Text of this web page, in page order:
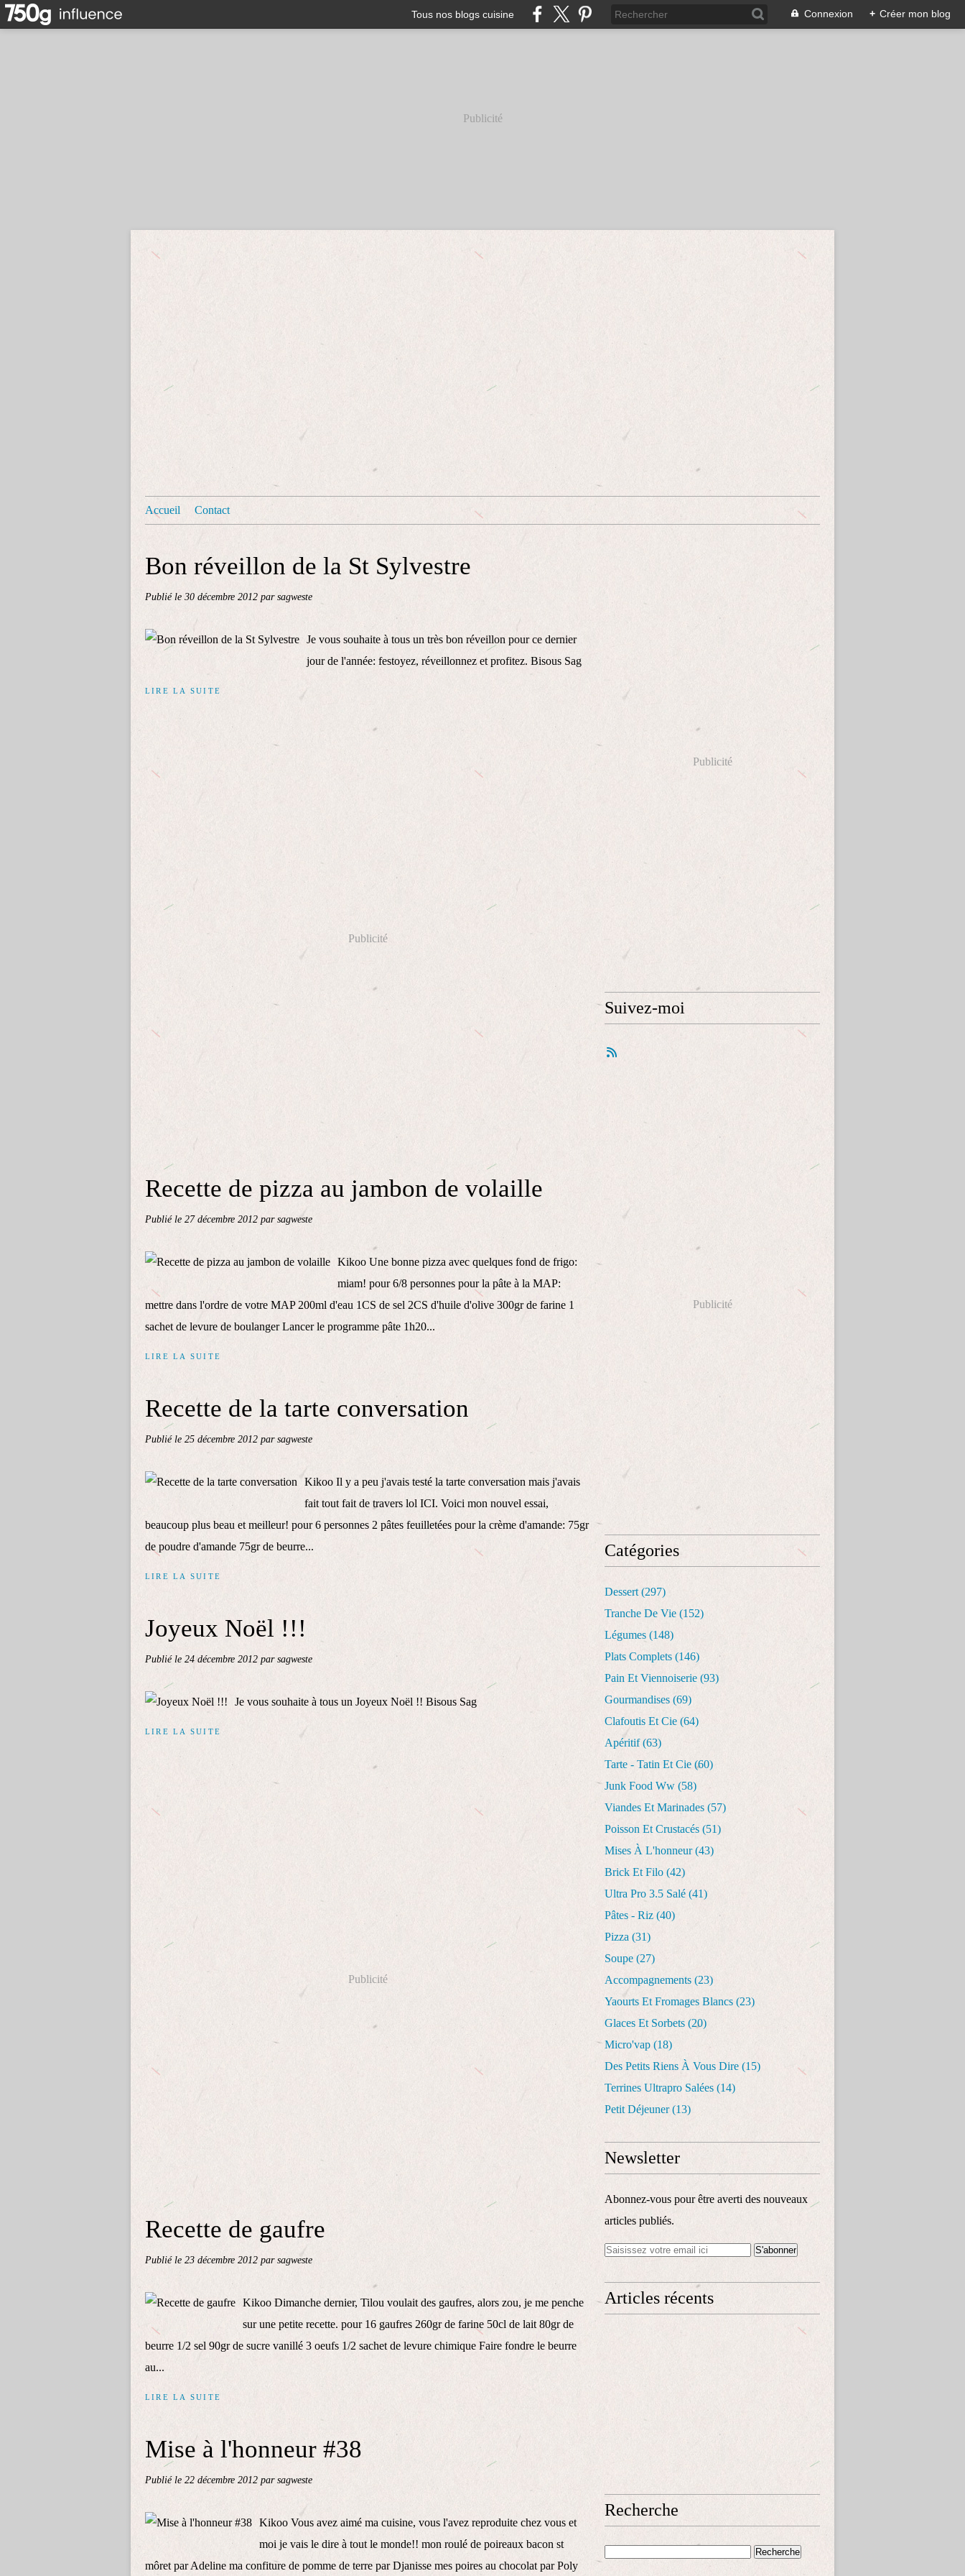
Tous nos blogs cuisine Connexion + Créer mon blog
Publicité
Accueil Contact
Bon réveillon de la St Sylvestre
Publié le 30 décembre 2012 par sagweste
Je vous souhaite à tous un très bon réveillon pour ce dernier
jour de l'année: festoyez, réveillonnez et profitez. Bisous Sag
LIRE LA SUITE
Publicité
Recette de pizza au jambon de volaille
Publié le 27 décembre 2012 par sagweste
Kikoo Une bonne pizza avec quelques fond de frigo:
miam! pour 6/8 personnes pour la pâte à la MAP:
mettre dans l'ordre de votre MAP 200ml d'eau 1CS de sel 2CS d'huile d'olive 300gr de farine 1
sachet de levure de boulanger Lancer le programme pâte 1h20...
LIRE LA SUITE
Recette de la tarte conversation
Publié le 25 décembre 2012 par sagweste
Kikoo Il y a peu j'avais testé la tarte conversation mais j'avais
fait tout fait de travers lol ICI. Voici mon nouvel essai,
beaucoup plus beau et meilleur! pour 6 personnes 2 pâtes feuilletées pour la crème d'amande: 75gr
de poudre d'amande 75gr de beurre...
LIRE LA SUITE
Joyeux Noël !!!
Publié le 24 décembre 2012 par sagweste
Je vous souhaite à tous un Joyeux Noël !! Bisous Sag
LIRE LA SUITE
Publicité
Recette de gaufre
Publié le 23 décembre 2012 par sagweste
Kikoo Dimanche dernier, Tilou voulait des gaufres, alors zou, je me penche
sur une petite recette. pour 16 gaufres 260gr de farine 50cl de lait 80gr de
beurre 1/2 sel 90gr de sucre vanillé 3 oeufs 1/2 sachet de levure chimique Faire fondre le beurre
au...
LIRE LA SUITE
Mise à l'honneur #38
Publié le 22 décembre 2012 par sagweste
Kikoo Vous avez aimé ma cuisine, vous l'avez reproduite chez vous et
moi je vais le dire à tout le monde!! mon roulé de poireaux bacon st
môret par Adeline ma confiture de pomme de terre par Djanisse mes poires au chocolat par Poly
Publicité
Suivez-moi
Publicité
Catégories
Dessert (297)
Tranche De Vie (152)
Légumes (148)
Plats Complets (146)
Pain Et Viennoiserie (93)
Gourmandises (69)
Clafoutis Et Cie (64)
Apéritif(63)
Tarte - Tatin Et Cie (60)
Junk Food Ww (58)
Viandes Et Marinades (57)
Poisson Et Crustacés (51)
Mises À L'honneur(43)
Brick Et Filo (42)
Ultra Pro 3.5 Salé (41)
Pâtes - Riz (40)
Pizza (31)
Soupe (27)
Accompagnements (23)
Yaourts Et Fromages Blancs (23)
Glaces Et Sorbets (20)
Micro'vap (18)
Des Petits Riens À Vous Dire (15)
Terrines Ultrapro Salées (14)
Petit Déjeuner(13)
Newsletter
Abonnez-vous pour être averti des nouveaux
articles publiés.
Articles récents
Recherche